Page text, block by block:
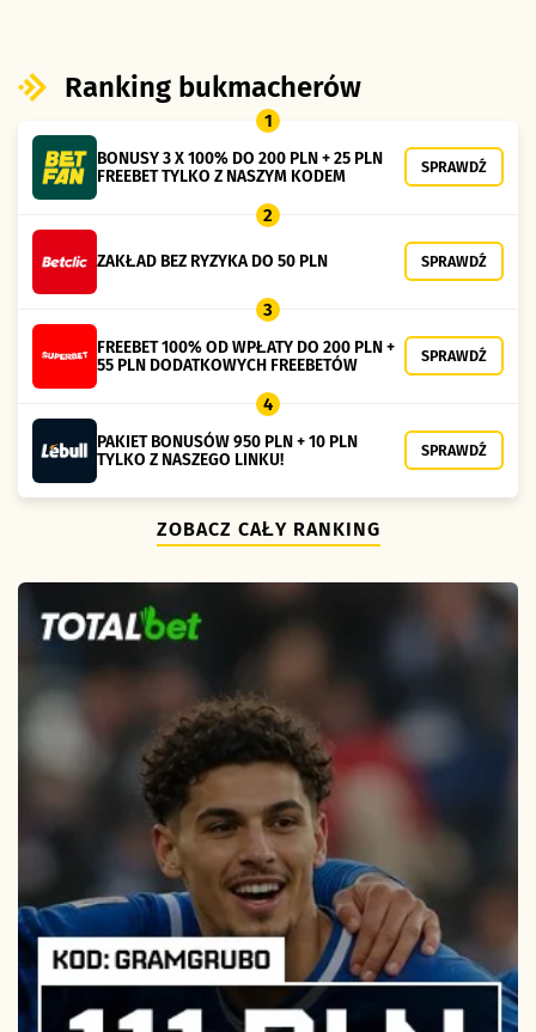
Ranking bukmacherów
1
BONUSY 3 X 100% DO 200 PLN + 25 PLN
FREEBET TYLKO Z NASZYM KODEM
SPRAWDŹ
2
ZAKŁAD BEZ RYZYKA DO 50 PLN SPRAWDŹ
3
FREEBET 100% OD WPŁATY DO 200 PLN +
55 PLN DODATKOWYCH FREEBETÓW
SPRAWDŹ
4
PAKIET BONUSÓW 950 PLN + 10 PLN
TYLKO Z NASZEGO LINKU!
SPRAWDŹ
ZOBACZ CAŁY RANKING